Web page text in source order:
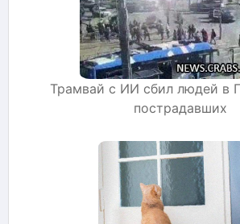
Трамвай с ИИ сбил людей в
пострадавших